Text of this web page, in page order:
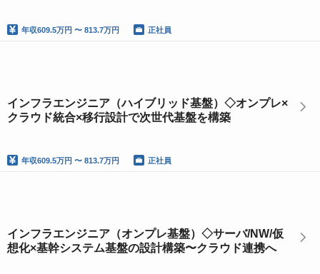
年収609.5万円 〜 813.7万円 正社員
インフラエンジニア（ハイブリッド基盤）◇オンプレ×
クラウド統合×移行設計で次世代基盤を構築
年収609.5万円 〜 813.7万円 正社員
インフラエンジニア（オンプレ基盤）◇サーバ/NW/仮
想化×基幹システム基盤の設計構築〜クラウド連携へ